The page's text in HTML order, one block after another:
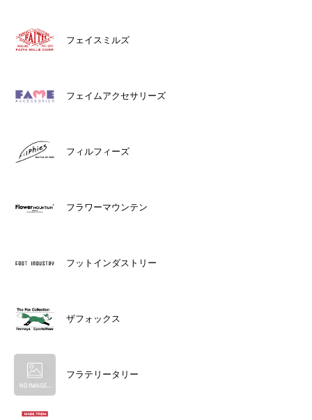
フェイスミルズ
フェイムアクセサリーズ
フィルフィーズ
フラワーマウンテン
フットインダストリー
ザフォックス
フラテリータリー